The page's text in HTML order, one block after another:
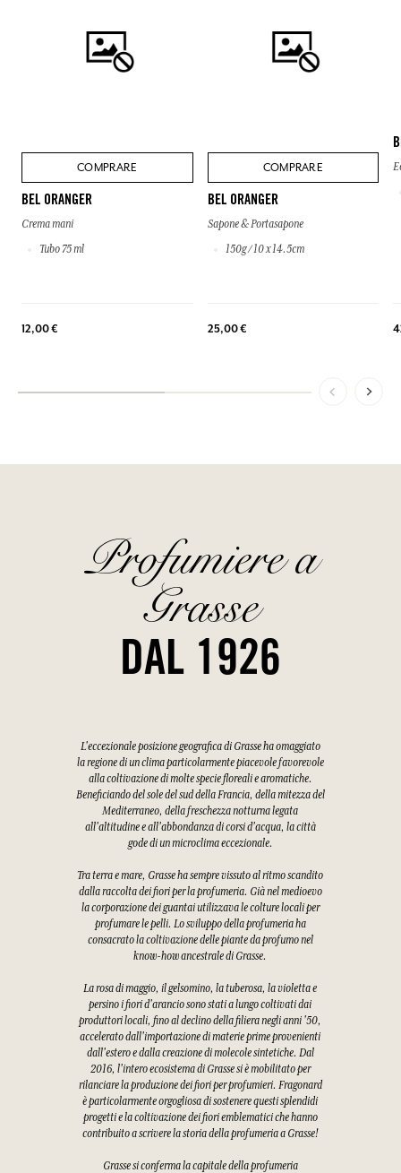
COMPRARE
BEL ORANGER
Crema mani
Tubo 75 ml
12,00 €
COMPRARE
BEL ORANGER
Sapone & Portasapone
150g / 10 x 14.5cm
25,00 €
Profumiere a
Grasse
DAL 1926
L'eccezionale posizione geografica di Grasse ha omaggiato
la regione di un clima particolarmente piacevole favorevole
alla coltivazione di molte specie floreali e aromatiche.
Beneficiando del sole del sud della Francia, della mitezza del
Mediterraneo, della freschezza notturna legata
all'altitudine e all'abbondanza di corsi d'acqua, la città
gode di un microclima eccezionale.
Tra terra e mare, Grasse ha sempre vissuto al ritmo scandito
dalla raccolta dei fiori per la profumeria. Già nel medioevo
la corporazione dei guantai utilizzava le colture locali per
profumare le pelli. Lo sviluppo della profumeria ha
consacrato la coltivazione delle piante da profumo nel
know-how ancestrale di Grasse.
La rosa di maggio, il gelsomino, la tuberosa, la violetta e
persino i fiori d'arancio sono stati a lungo coltivati dai
produttori locali, fino al declino della filiera negli anni '50,
accelerato dall'importazione di materie prime provenienti
dall'estero e dalla creazione di molecole sintetiche. Dal
2016, l'intero ecosistema di Grasse si è mobilitato per
rilanciare la produzione dei fiori per profumieri. Fragonard
è particolarmente orgogliosa di sostenere questi splendidi
progetti e la coltivazione dei fiori emblematici che hanno
contribuito a scrivere la storia della profumeria a Grasse!
Grasse si conferma la capitale della profumeria